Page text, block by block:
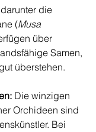
die
(Musa
über
Samen,
überstehen.
Die winzigen
Orchideen sind
Bei